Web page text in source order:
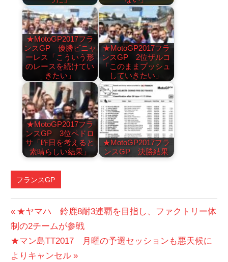
★MotoGP2017フラ
ンスGP 優勝ビニャ
ーレス「こういう形
のレースを続けてい
きたい」
★MotoGP2017フラ
ンスGP 2位ザルコ
「このままプッシュ
していきたい」
★MotoGP2017フラ
ンスGP 3位ペドロ
サ「昨日を考えると
素晴らしい結果」
★MotoGP2017フラ
ンスGP 決勝結果
フランスGP
投
稿
ナ
前
の
投
稿:
★ヤマハ 鈴鹿8耐3連覇を目指し、ファクトリー体
制の2チームが参戦
次
の
★マン島TT2017 月曜の予選セッションも悪天候に
よりキャンセル